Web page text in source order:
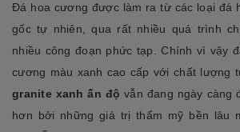
Đá hoa cương được làm ra từ các loại đá
gốc tự nhiên, qua rất nhiều quá trình
nhiều công đoạn phức tạp. Chính vì vậy
cương màu xanh cao cấp với chất lượng
granite xanh ấn độ vẫn đang ngày càng
hơn bởi những giá trị thẩm mỹ bền lâu